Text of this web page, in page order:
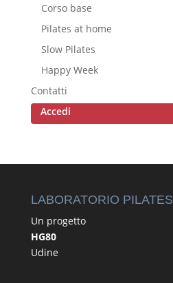
Corso base
Pilates at home
Slow Pilates
Happy Week
Contatti
Accedi
LABORATORIO PILATES
Un progetto
HG80
Udine